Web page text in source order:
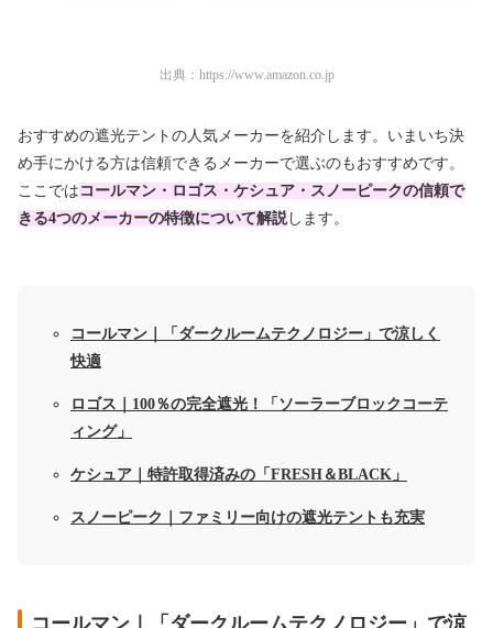
出典： https://www.amazon.co.jp
おすすめの遮光テントの人気メーカーを紹介します。いまいち決
め手にかける方は信頼できるメーカーで選ぶのもおすすめです。
ここでは コールマン・ロゴス・ケシュア・スノーピークの信頼で
きる4つのメーカーの特徴について解説 します。
コールマン｜「ダークルームテクノロジー」で涼しく
快適
ロゴス｜100％の完全遮光！「ソーラーブロックコーテ
ィング」
ケシュア｜特許取得済みの「FRESH＆BLACK」
スノーピーク｜ファミリー向けの遮光テントも充実
コールマン｜「ダークルームテクノロジー」で涼